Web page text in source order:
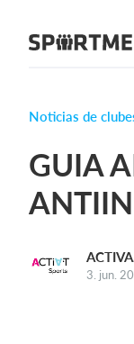
Acerca
Sitio
Noticias de
GUIA
3. jun.